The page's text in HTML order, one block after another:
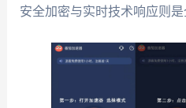
安全加密与实时技术响应则是